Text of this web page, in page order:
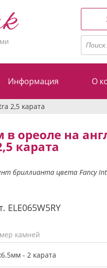
Информация О
2,5 карата
ореоле на
карата
бриллианта цвета Fancy
ELE065W5RY
камней